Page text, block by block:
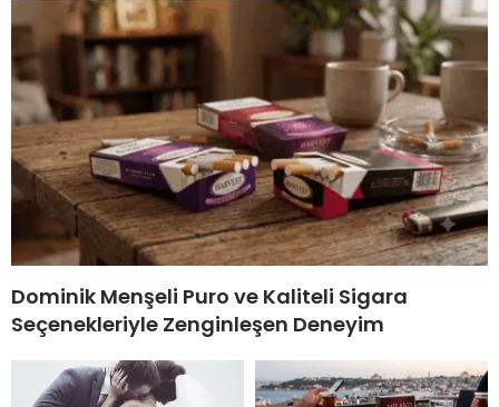
Dominik Menşeli Puro ve Kaliteli Sigara
Seçenekleriyle Zenginleşen Deneyim